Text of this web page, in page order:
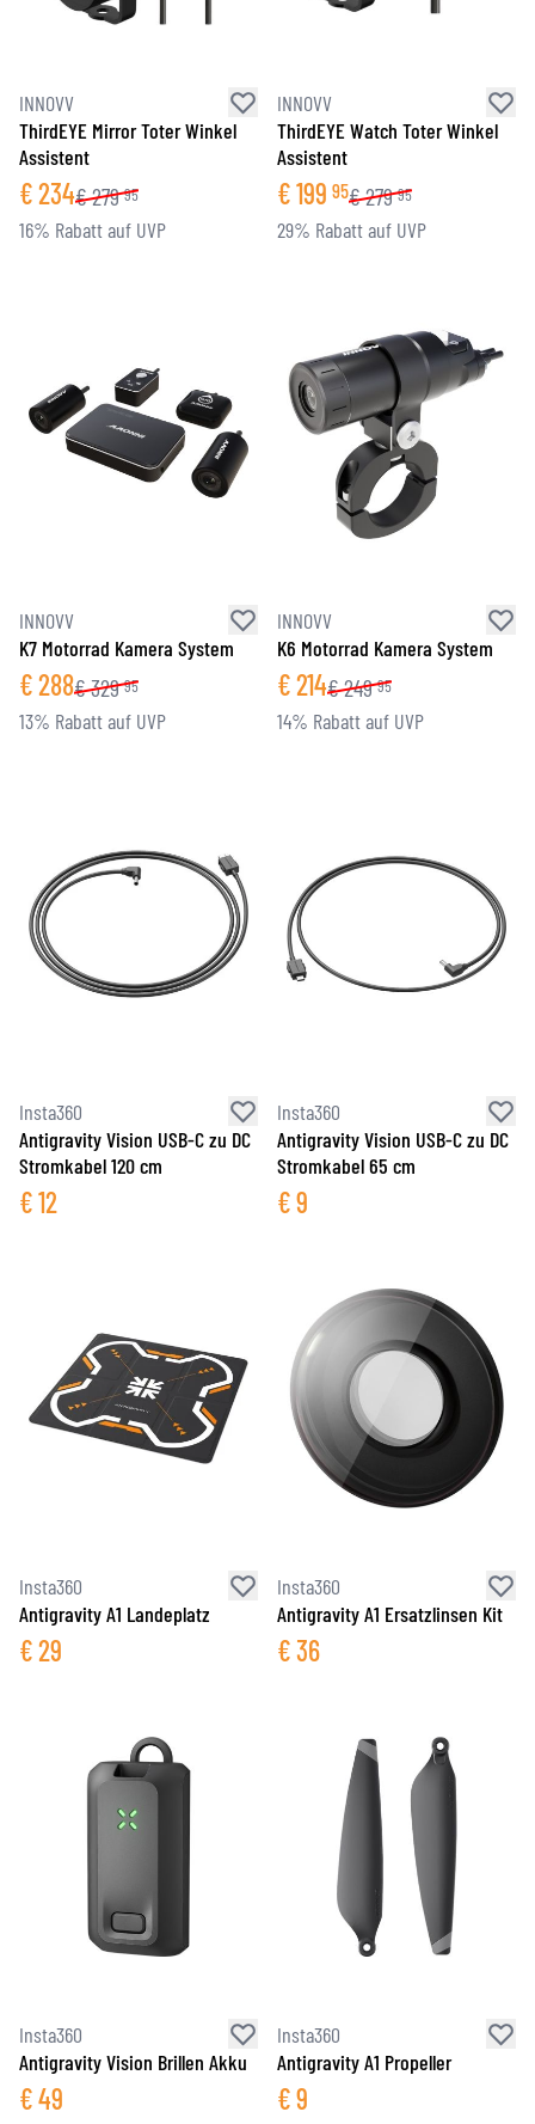
INNOVV
ThirdEYE Mirror Toter Winkel
Assistent
€234€279 95
16% Rabatt auf UVP
INNOVV
ThirdEYE Watch Toter Winkel
Assistent
€199 95€279 95
29% Rabatt auf UVP
INNOVV
K7 Motorrad Kamera System
€288€329 95
13% Rabatt auf UVP
INNOVV
K6 Motorrad Kamera System
€214€249 95
14% Rabatt auf UVP
Insta360
Antigravity Vision USB-C zu DC
Stromkabel 120 cm
€12
Insta360
Antigravity Vision USB-C zu DC
Stromkabel 65 cm
€9
Insta360
Antigravity A1 Landeplatz
€29
Insta360
Antigravity A1 Ersatzlinsen Kit
€36
Insta360
Antigravity Vision Brillen Akku
€49
Insta360
Antigravity A1 Propeller
€9